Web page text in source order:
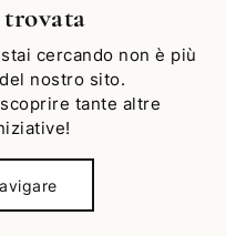
cercando non è più
nostro sito.
tante altre